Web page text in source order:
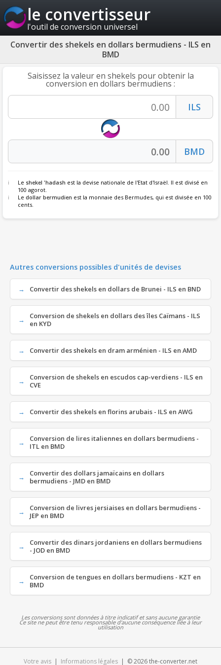
le convertisseur
l'outil de conversion universel
Convertir des shekels en dollars bermudiens - ILS en
BMD
Saisissez la valeur en shekels pour obtenir la
conversion en dollars bermudiens :
Le shekel 'hadash est la devise nationale de l'Etat d'Israël. Il est divisé en
100 agorot.
Le dollar bermudien est la monnaie des Bermudes, qui est divisée en 100
cents.
Autres conversions possibles d'unités de devises
Convertir des shekels en dollars de Brunei - ILS en BND
Conversion de shekels en dollars des îles Caïmans - ILS
en KYD
Convertir des shekels en dram arménien - ILS en AMD
Conversion de shekels en escudos cap-verdiens - ILS en
CVE
Convertir des shekels en florins arubais - ILS en AWG
Conversion de lires italiennes en dollars bermudiens -
ITL en BMD
Convertir des dollars jamaïcains en dollars
bermudiens - JMD en BMD
Conversion de livres jersiaises en dollars bermudiens -
JEP en BMD
Convertir des dinars jordaniens en dollars bermudiens
- JOD en BMD
Conversion de tengues en dollars bermudiens - KZT en
BMD
Les conversions sont données à titre indicatif et sans aucune garantie
Ce site ne peut être tenu responsable d'aucune conséquence liée à leur
utilisation
Votre avis | Informations légales | © 2026 the-converter.net